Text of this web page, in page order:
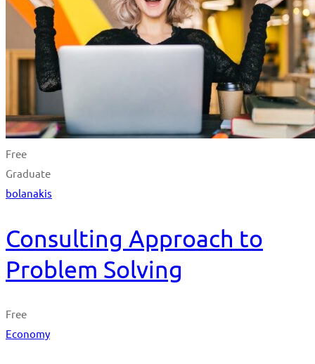
Free
Graduate
bolanakis
Consulting Approach to
Problem Solving
Free
Economy